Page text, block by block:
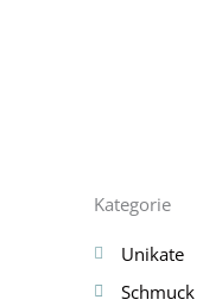
Kategorie
Unikate
Schmuck